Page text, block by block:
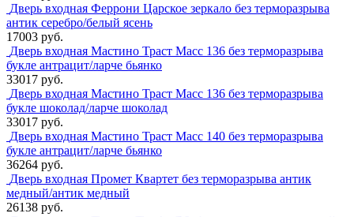
Дверь входная Феррони Царское зеркало без терморазрыва
антик серебро/белый ясень
17003 руб.
Дверь входная Мастино Траст Масс 136 без терморазрыва
букле антрацит/ларче бьянко
33017 руб.
Дверь входная Мастино Траст Масс 136 без терморазрыва
букле шоколад/ларче шоколад
33017 руб.
Дверь входная Мастино Траст Масс 140 без терморазрыва
букле антрацит/ларче бьянко
36264 руб.
Дверь входная Промет Квартет без терморазрыва антик
медный/антик медный
26138 руб.